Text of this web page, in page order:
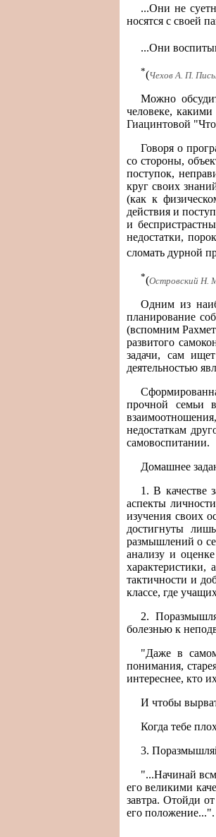
...Они не
носятся с своей
...Они
*(Чехов А. П.
Можно
человеке,
Гиацинтовой
Говоря о
со стороны,
поступок,
круг своих
(как к
действия и
и
недостатки,
сломать дурной
*(Островский Н.
Одним из
планирование
(вспомним
развитого
задачи, сам
деятельностью
прочной семьи
недостаткам
самовоспитании.
Домашнее
1. В качестве
аспекты
изучения своих
достигнуты
размышлений о
анализу и
тактичности и
классе, где
2.
болезнью к
"Даже в
понимания,
интереснее, кто
И чтобы
Когда тебе
3.
"...Начинай
его великими
завтра. Отойди
его положение...".